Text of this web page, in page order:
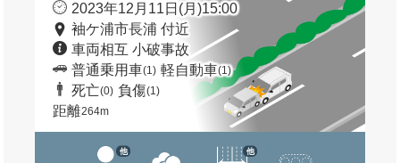
2023年12月11日(月)15:00
袖ケ浦市長浦 付近
車両相互 小破事故
普通乗用車(1) 軽自動車(1)
死亡(0) 負傷(1)
距離264m
他 他